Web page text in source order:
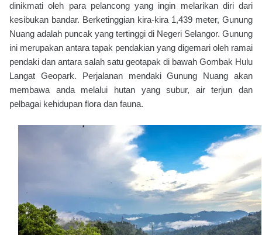
dinikmati oleh para pelancong yang ingin melarikan diri dari
kesibukan bandar. Berketinggian kira-kira 1,439 meter, Gunung
Nuang adalah puncak yang tertinggi di Negeri Selangor. Gunung
ini merupakan antara tapak pendakian yang digemari oleh ramai
pendaki dan antara salah satu geotapak di bawah Gombak Hulu
Langat Geopark. Perjalanan mendaki Gunung Nuang akan
membawa anda melalui hutan yang subur, air terjun dan
pelbagai kehidupan flora dan fauna.